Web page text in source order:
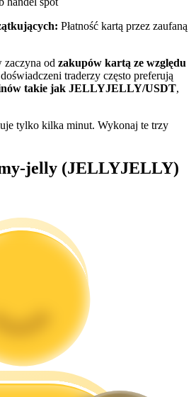
tym informacje handlowe itp.
dotyczący kontraktów futures
Płatność kartą przez zaufaną
od zakupów kartą ze względu
traderzy często preferują
takie jak JELLYJELLY/USDT,
tylko kilka minut. Wykonaj te trzy
jelly (JELLYJELLY)